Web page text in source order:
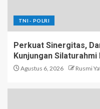
TNI - POLRI
Perkuat Sinergitas,
Kunjungan
Agustus 6, 2026 Rusmi